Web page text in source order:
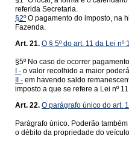
referida Secretaria.
§2ºO pagamento do imposto, na
Fazenda.
Art. 21. O § 5º do art. 11 da Lei nº
§5º No caso de ocorrer
I - o valor recolhido a maior
II - em havendo saldo
imposto a que se refere a Lei nº
Art. 22. O parágrafo único do art.
Parágrafo único. Poderão
o débito da propriedade do